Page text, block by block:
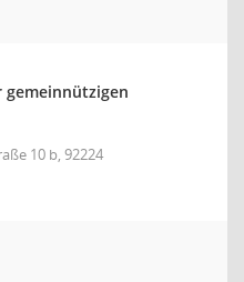
gemeinnützigen
10 b, 92224